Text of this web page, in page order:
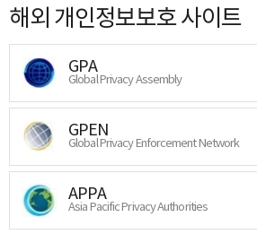
해외 개인정보보호 사이트
GPA
Global Privacy Assembly
GPEN
Global Privacy Enforcement Network
APPA
Asia Pacific Privacy Authorities